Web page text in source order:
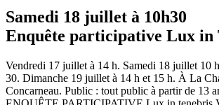
Samedi 18 juillet à 10h30
Enquête participative Lux in
Vendredi 17 juillet à 14 h. Samedi 18 juillet 10
30. Dimanche 19 juillet à 14 h et 15 h. À La
Concarneau. Public : tout public à partir de 13